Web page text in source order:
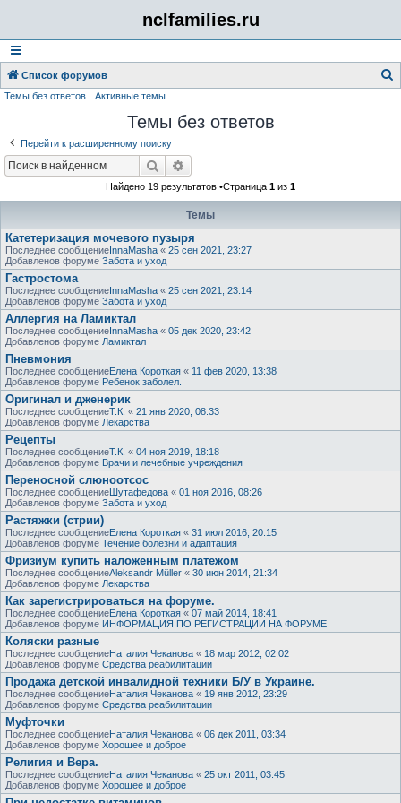
nclfamilies.ru
Список форумов
Темы без ответов Активные темы
Темы без ответов
Перейти к расширенному поиску
Поиск
Найдено 19 результатов •Страница 1 из 1
Темы
Катетеризация мочевого пузыря
Последнее сообщениеInnaMasha « 25 сен 2021, 23:27
Добавленов форуме Забота и уход
Гастростома
Последнее сообщениеInnaMasha « 25 сен 2021, 23:14
Добавленов форуме Забота и уход
Аллергия на Ламиктал
Последнее сообщениеInnaMasha « 05 дек 2020, 23:42
Добавленов форуме Ламиктал
Пневмония
Последнее сообщениеЕлена Короткая « 11 фев 2020, 13:38
Добавленов форуме Ребенок заболел.
Оригинал и дженерик
Последнее сообщениеТ.К. « 21 янв 2020, 08:33
Добавленов форуме Лекарства
Рецепты
Последнее сообщениеТ.К. « 04 ноя 2019, 18:18
Добавленов форуме Врачи и лечебные учреждения
Переносной слюноотсос
Последнее сообщениеШутафедова « 01 ноя 2016, 08:26
Добавленов форуме Забота и уход
Растяжки (стрии)
Последнее сообщениеЕлена Короткая « 31 июл 2016, 20:15
Добавленов форуме Течение болезни и адаптация
Фризиум купить наложенным платежом
Последнее сообщениеAleksandr Müller « 30 июн 2014, 21:34
Добавленов форуме Лекарства
Как зарегистрироваться на форуме.
Последнее сообщениеЕлена Короткая « 07 май 2014, 18:41
Добавленов форуме ИНФОРМАЦИЯ ПО РЕГИСТРАЦИИ НА ФОРУМЕ
Коляски разные
Последнее сообщениеНаталия Чеканова « 18 мар 2012, 02:02
Добавленов форуме Средства реабилитации
Продажа детской инвалидной техники Б/У в Украине.
Последнее сообщениеНаталия Чеканова « 19 янв 2012, 23:29
Добавленов форуме Средства реабилитации
Муфточки
Последнее сообщениеНаталия Чеканова « 06 дек 2011, 03:34
Добавленов форуме Хорошее и доброе
Религия и Вера.
Последнее сообщениеНаталия Чеканова « 25 окт 2011, 03:45
Добавленов форуме Хорошее и доброе